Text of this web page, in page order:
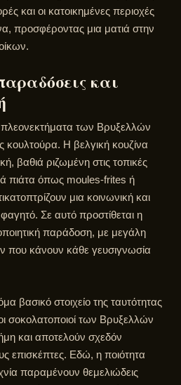
και οι κατοικημένες περιοχές
προσφέροντας μια ματιά στην
και
των Βρυξελλών
κουλτούρα. Η βελγική κουζίνα
βαθιά ριζωμένη στις τοπικές
πιάτα όπως moules-frites ή
μια κοινωνική και
Σε αυτό προστίθεται η
παράδοση, με μεγάλη
που κάνουν κάθε γευσιγνωσία
βασικό στοιχείο της ταυτότητας
σοκολατοποιοί των Βρυξελλών
και αποτελούν σχεδόν
επισκέπτες. Εδώ, η ποιότητα
παραμένουν θεμελιώδεις